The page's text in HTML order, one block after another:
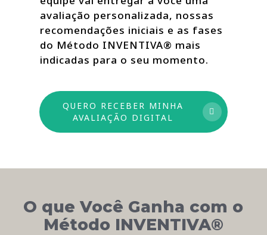
avaliação personalizada, nossas
recomendações iniciais e as fases
do Método INVENTIVA® mais
indicadas para o seu momento.
QUERO RECEBER MINHA
AVALIAÇÃO DIGITAL
O que Você Ganha com o
Método INVENTIVA®